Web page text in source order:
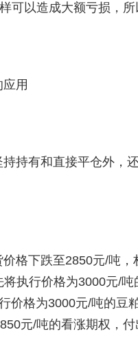
可以造成大额亏损，所
用
持有和直接平仓外，
格下跌至2850元/吨
执行价格为3000元/
价格为3000元/吨的豆
元/吨的看涨期权，付